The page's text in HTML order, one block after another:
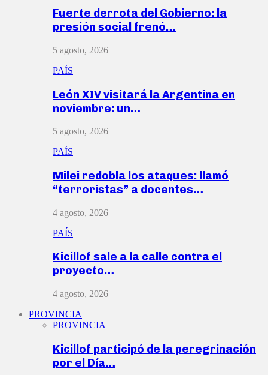
Fuerte derrota del Gobierno: la
presión social frenó…
5 agosto, 2026
PAÍS
León XIV visitará la Argentina en
noviembre: un…
5 agosto, 2026
PAÍS
Milei redobla los ataques: llamó
“terroristas” a docentes…
4 agosto, 2026
PAÍS
Kicillof sale a la calle contra el
proyecto…
4 agosto, 2026
PROVINCIA
PROVINCIA
Kicillof participó de la peregrinación
por el Día…